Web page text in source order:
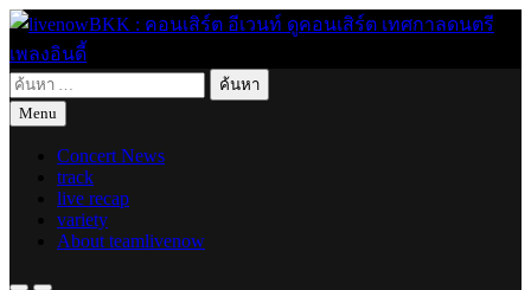
Skip
content
livenowBKK : คอนเสิร์ต อีเวนท์ ดูคอนเสิร์ต เทศกาลดนตรี เพลง
อินดี้
live for today
ค้นหา
สำหรับ:
Menu
Concert News
track
live recap
variety
About teamlivenow